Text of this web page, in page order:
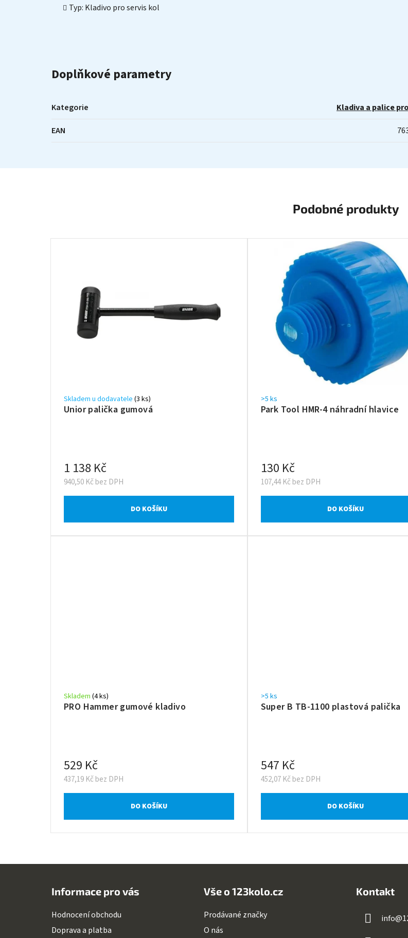
Typ: Kladivo pro servis kol
Doplňkové parametry
Kategorie Kladiva a palice
EAN
Podobné produkty
Unior palička gumová
Skladem u dodavatele (3 ks)
940,50 Kč bez DPH
1 138 Kč
DO KOŠÍKU
Park Tool HMR-4 náhradní hlavice
>5 ks
107,44 Kč bez DPH
130 Kč
DO KOŠÍKU
PRO Hammer gumové kladivo
Skladem (4 ks)
437,19 Kč bez DPH
529 Kč
DO KOŠÍKU
Super B TB-1100 plastová palička
>5 ks
452,07 Kč bez DPH
547 Kč
DO KOŠÍKU
Informace pro vás
Hodnocení obchodu
Doprava a platba
Vše o 123kolo.cz
Prodávané značky
O nás
Kontakt
info@